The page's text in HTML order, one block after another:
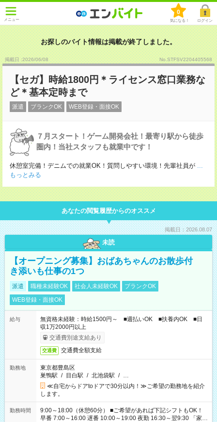
メニュー
0
気になる！ ログイン
お探しのバイト情報は掲載が終了しました。
掲載日 :2026/06/08 No.STFSV2204405568
【セガ】時給1800円＊ライセンス窓口業務な
ど＊基本定時まで
派遣 ブランクOK WEB登録・面接OK
７月スタート！ゲーム開発会社！最寄り駅から徒歩
圏内！当社スタッフも就業中です！
休憩室完備！デニムでの就業OK！質問しやすい環境！先輩社員が ...
もっとみる
あなたの閲覧履歴からのオススメ
掲載日：2026.08.07
未読
【オープニング募集】おばあちゃんのお散歩付
き添いも仕事の1つ
派遣 職種未経験OK 社会人未経験OK
ブランクOK
WEB登録・面接OK
給与
無資格未経験：時給1500円～ ■週払いOK ■扶養内OK ■日
収1万2000円以上
交通費別途支給あり
交通費 交通費全額支給
勤務地
東京都豊島区
巣鴨駅 / 目白駅 / 北池袋駅 / …
≪自宅からドアtoドアで30分以内！≫ご希望の勤務地を紹介
します。
勤務時間
9:00～18:00（休憩60分） ■ご希望があれば下記シフトもOK！
早番 7:00～16:00 遅番 10:00～19:00 夜勤 16:30～翌9:30 「家族